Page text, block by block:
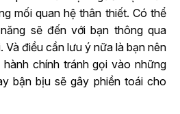
mối quan hệ thân thiết. Có thể
sẽ đến với bạn thông qua
Và điều cần lưu ý nữa là bạn nên
chính tránh gọi vào những
bận bịu sẽ gây phiền toái cho